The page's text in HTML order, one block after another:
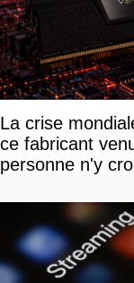
La crise
ce fabricant
personne n'y